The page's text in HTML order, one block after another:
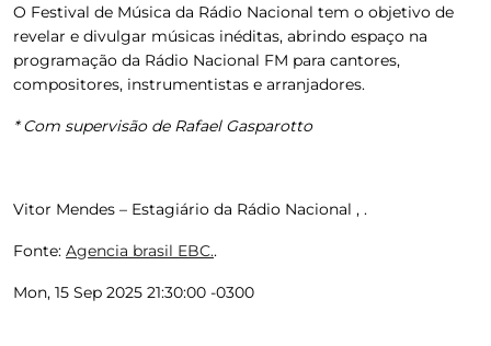
O Festival de Música da Rádio Nacional tem o objetivo de
revelar e divulgar músicas inéditas, abrindo espaço na
programação da Rádio Nacional FM para cantores,
compositores, instrumentistas e arranjadores.
* Com supervisão de Rafael Gasparotto
Vitor Mendes – Estagiário da Rádio Nacional , .
Fonte: Agencia brasil EBC..
Mon, 15 Sep 2025 21:30:00 -0300